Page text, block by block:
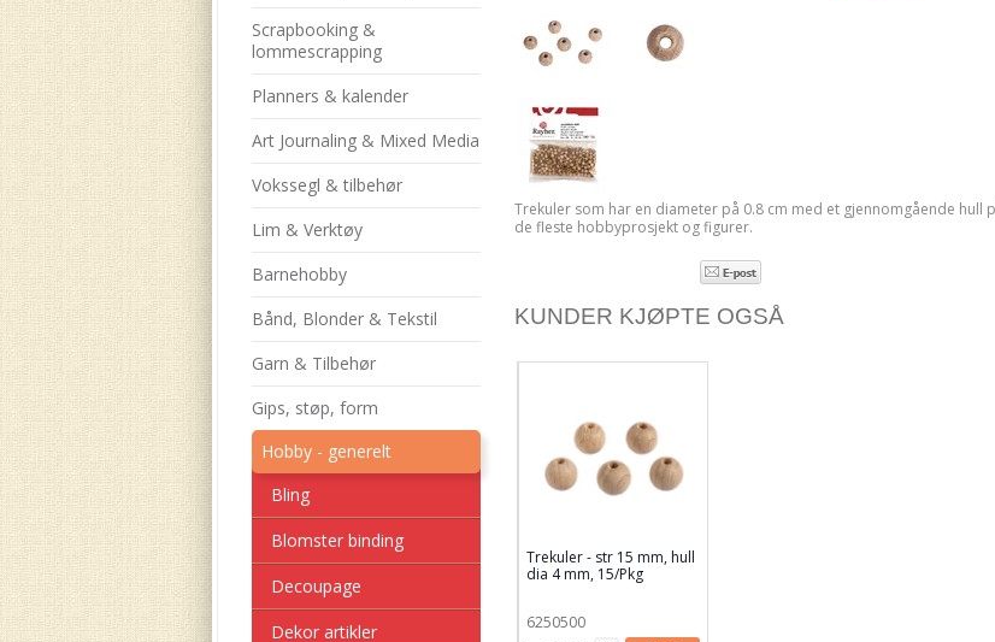
Scrapbooking &
lommescrapping
Planners & kalender
Art Journaling & Mixed Media
Vokssegl & tilbehør
Lim & Verktøy
Barnehobby
Bånd, Blonder & Tekstil
Garn & Tilbehør
Gips, støp, form
Hobby - generelt
Bling
Blomster binding
Decoupage
Dekor artikler
Trekuler som har en diameter på 0.8 cm med et gjennomgående hull
de fleste hobbyprosjekt og figurer.
KUNDER KJØPTE OGSÅ
Trekuler - str 15 mm, hull
dia 4 mm, 15/Pkg
6250500